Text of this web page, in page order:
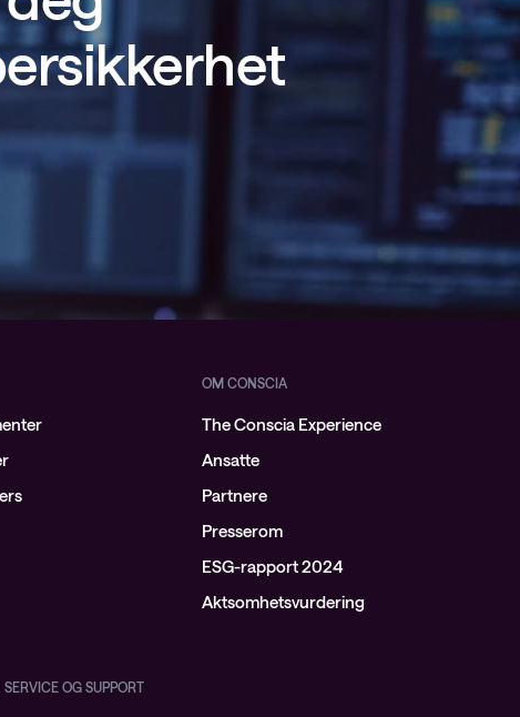
OM CONSCIA
The Conscia Experience
Ansatte
Partnere
Presserom
ESG-rapport 2024
Aktsomhetsvurdering
SERVICE OG SUPPORT